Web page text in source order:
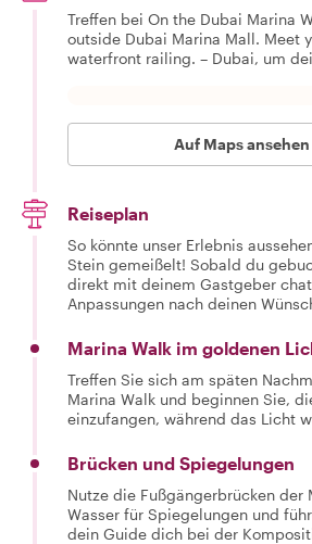
traditions
make
feel
gives me
faces. I am
guiding as
my country.
Treffen bei On the Dubai Marina
outside Dubai Marina Mall. Meet
waterfront railing. – Dubai, um
Auf Maps ansehen
Reiseplan
So könnte unser Erlebnis
Stein gemeißelt! Sobald du
direkt mit deinem Gastgeber
Anpassungen nach deinen
Marina Walk im goldenen
Treffen Sie sich am späten
Marina Walk und beginnen Sie,
einzufangen, während das Licht
Brücken und Spiegelungen
Nutze die Fußgängerbrücken der
Wasser für Spiegelungen und
dein Guide dich bei der